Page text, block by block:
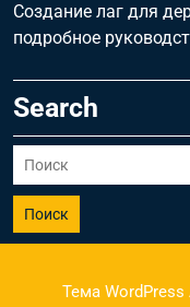
Создание лаг для
подробное
Search
Поиск
Тема WordPress